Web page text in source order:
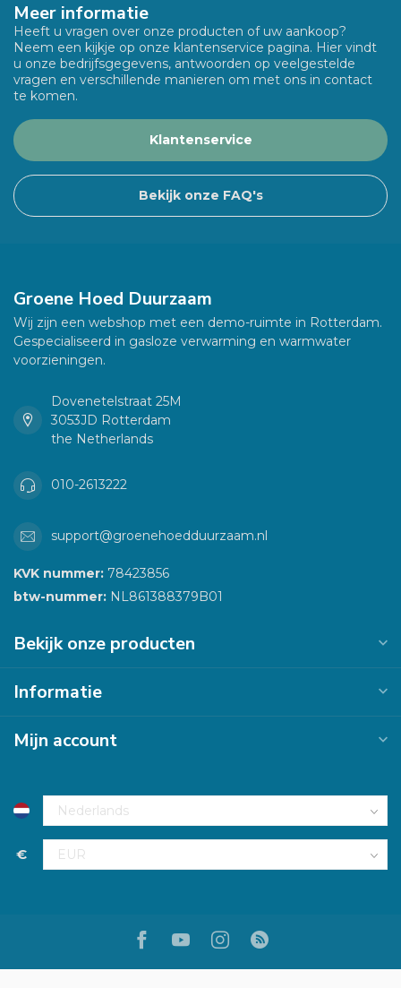
Meer informatie
Heeft u vragen over onze producten of uw aankoop?
Neem een kijkje op onze klantenservice pagina. Hier vindt
u onze bedrijfsgegevens, antwoorden op veelgestelde
vragen en verschillende manieren om met ons in contact
te komen.
Klantenservice
Bekijk onze FAQ's
Groene Hoed Duurzaam
Wij zijn een webshop met een demo-ruimte in Rotterdam.
Gespecialiseerd in gasloze verwarming en warmwater
voorzieningen.
Dovenetelstraat 25M
3053JD Rotterdam
the Netherlands
010-2613222
support@groenehoedduurzaam.nl
KVK nummer: 78423856
btw-nummer: NL861388379B01
Bekijk onze producten
Informatie
Mijn account
€